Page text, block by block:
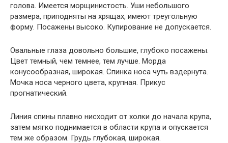
голова. Имеется морщинистость. Уши небольшого
размера, приподняты на хрящах, имеют треугольную
форму. Посажены высоко. Купирование не допускается.
Овальные глаза довольно большие, глубоко посажены.
Цвет темный, чем темнее, тем лучше. Морда
конусообразная, широкая. Спинка носа чуть вздернута.
Мочка носа черного цвета, крупная. Прикус
прогнатический.
Линия спины плавно нисходит от холки до начала крупа,
затем мягко поднимается в области крупа и опускается
тем же образом. Грудь глубокая, широкая.